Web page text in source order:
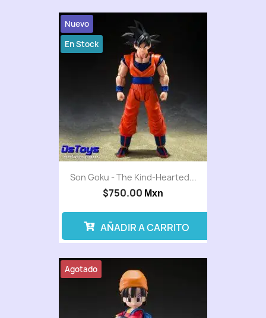
Son Goku - The Kind-Hearted...
$750.00 Mxn
Nuevo
En Stock
AÑADIR A CARRITO
Agotado